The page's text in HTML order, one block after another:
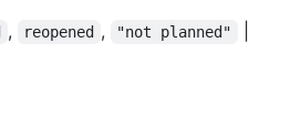
, reopened , "not planned"